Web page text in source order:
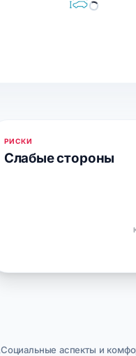
РИСКИ
Слабые стороны
Социальные аспекты и